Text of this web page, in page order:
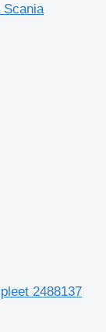
Scania
2488137